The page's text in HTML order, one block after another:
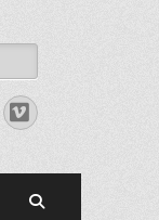
Vimeo